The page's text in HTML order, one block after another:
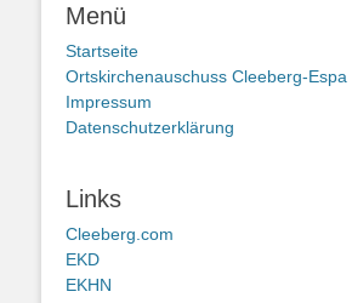
Menü
Startseite
Ortskirchenauschuss Cleeberg-Espa
Impressum
Datenschutzerklärung
Links
Cleeberg.com
EKD
EKHN